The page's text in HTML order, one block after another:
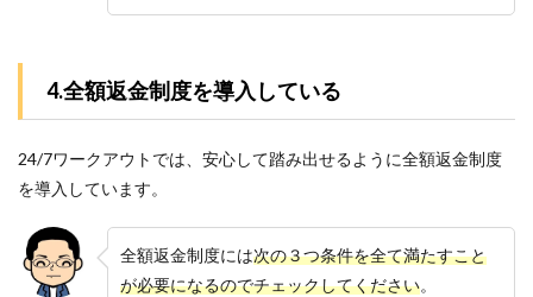
4.全額返金制度を導入している
24/7ワークアウトでは、安心して踏み出せるように全額返金制度
を導入しています。
全額返金制度には次の３つ条件を全て満たすこと
が必要になるのでチェックしてください。